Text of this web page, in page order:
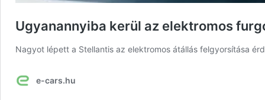
Ugyanannyiba kerül az elektromos
Nagyot lépett a Stellantis az elektromos átállás felgyorsítása
e-cars.hu